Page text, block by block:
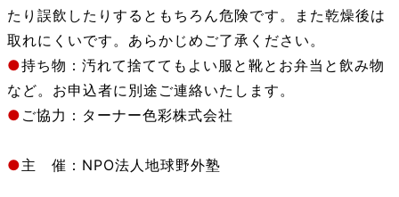
たり誤飲したりするともちろん危険です。また乾燥後は
取れにくいです。あらかじめご了承ください。
●持ち物：汚れて捨ててもよい服と靴とお弁当と飲み物
など。お申込者に別途ご連絡いたします。
● ご協力：ターナー色彩株式会社
●主 催：NPO法人地球野外塾